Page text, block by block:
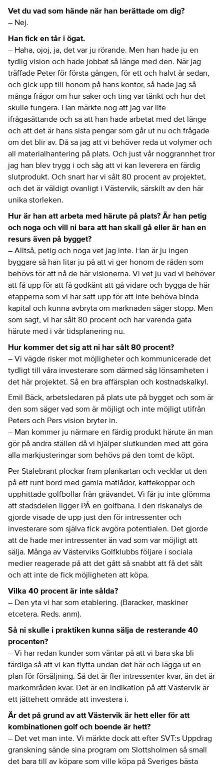
Vet du vad som hände när han berättade om dig?
– Nej.
Han fick en tår i ögat.
– Haha, ojoj, ja, det var ju rörande. Men han hade ju en
tydlig vision och hade jobbat så länge med den. När jag
träffade Peter för första gången, för ett och halvt år sedan,
och gick upp till honom på hans kontor, så hade jag så
många frågor om hur saker och ting var tänkt och hur det
skulle fungera. Han märkte nog att jag var lite
ifrågasättande och sa att han hade arbetat med det länge
och att det är hans sista pengar som går ut nu och frågade
om det blir av. Då sa jag att vi behöver reda ut volymer och
all materialhantering på plats. Och just vår noggrannhet tror
jag han blev trygg i och såg att vi kan leverera en färdig
slutprodukt. Och snart har vi sålt 80 procent av projektet,
och det är väldigt ovanligt i Västervik, särskilt av den här
unika storleken.
Hur är han att arbeta med härute på plats? Är han petig
och noga och vill ni bara att han skall gå eller är han en
resurs även på bygget?
– Alltså, petig och noga vet jag inte. Han är ju ingen
byggare så han litar ju på att vi ger honom de råden som
behövs för att nå de här visionerna. Vi vet ju vad vi behöver
att få upp för att få godkänt att gå vidare och bygga de här
etapperna som vi har satt upp för att inte behöva binda
kapital och kunna avbryta om marknaden säger stopp. Men
som sagt, vi har sålt 80 procent och har varenda gata
härute med i vår tidsplanering nu.
Hur kommer det sig att ni har sålt 80 procent?
– Vi vägde risker mot möjligheter och kommunicerade det
tydligt till våra investerare som därmed såg lönsamheten i
det här projektet. Så en bra affärsplan och kostnadskalkyl.
Emil Bäck, arbetsledaren på plats ute på bygget och som är
den som säger vad som är möjligt och inte möjligt utifrån
Peters och Pers vision bryter in.
– Man kommer ju närmare en färdig produkt härute än man
gör på andra ställen då vi hjälper slutkunden med att göra
alla markjusteringar som behövs på den tomt de köpt.
Per Stalebrant plockar fram plankartan och vecklar ut den
på ett runt bord med gamla matlådor, kaffekoppar och
upphittade golfbollar från grävandet. Vi får ju inte glömma
att stadsdelen ligger PÅ en golfbana. I den riskanalys de
gjorde visade de upp just den för intressenter och
investerare som själva fick avgöra potentialen. Det gjorde
att de hade mer intressenter än vad som var möjligt att
sälja. Många av Västerviks Golfklubbs följare i sociala
medier reagerade på att det gått så snabbt att få det sålt
och att inte de fick möjligheten att köpa.
Vilka 40 procent är inte sålda?
– Den yta vi har som etablering. (Baracker, maskiner
etcetera. Reds. anm).
Så ni skulle i praktiken kunna sälja de resterande 40
procenten?
– Vi har redan kunder som väntar på att vi bara ska bli
färdiga så att vi kan flytta undan det här och lägga ut en
plan för försäljning. Så det är fler intressenter kvar, än det är
markområden kvar. Det är en indikation på att Västervik är
ett jättehett område att investera i.
Är det på grund av att Västervik är hett eller för att
kombinationen golf och boende är hett?
– Det vet man inte. Vi märkte dock att efter SVT:s Uppdrag
granskning sände sina program om Slottsholmen så small
det bara till av köpare som ville köpa på Sveriges bästa